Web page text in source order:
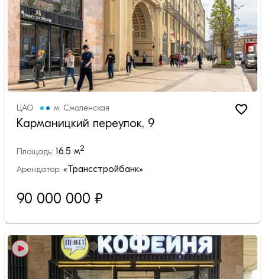
ЦАО м. Смоленская
Карманицкий переулок, 9
Площадь: 16.5 м2
Арендатор: «Трансстройбанк»
90 000 000 ₽